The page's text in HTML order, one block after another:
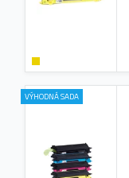
VÝHODNÁ SADA